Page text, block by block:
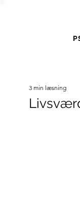
3 min læsning